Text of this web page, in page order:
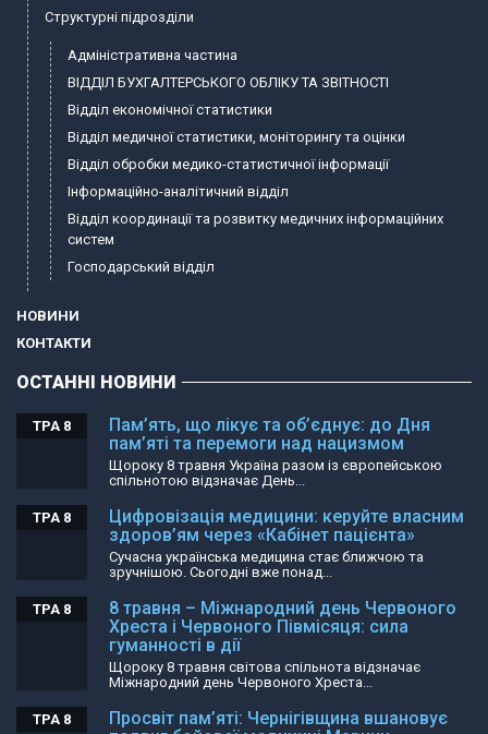
Структурні підрозділи
Адміністративна частина
ВІДДІЛ БУХГАЛТЕРСЬКОГО ОБЛІКУ ТА ЗВІТНОСТІ
Відділ економічної статистики
Відділ медичної статистики, моніторингу та оцінки
Відділ обробки медико-статистичної інформації
Інформаційно-аналітичний відділ
Відділ координації та розвитку медичних інформаційних
систем
Господарський відділ
НОВИНИ
КОНТАКТИ
ОСТАННІ НОВИНИ
Пам’ять, що лікує та об’єднує: до Дня
пам’яті та перемоги над нацизмом
ТРА 8
Щороку 8 травня Україна разом із європейською
спільнотою відзначає День...
Цифровізація медицини: керуйте власним
здоров’ям через «Кабінет пацієнта»
ТРА 8
Сучасна українська медицина стає ближчою та
зручнішою. Сьогодні вже понад...
8 травня – Міжнародний день Червоного
Хреста і Червоного Півмісяця: сила
гуманності в дії
ТРА 8
Щороку 8 травня світова спільнота відзначає
Міжнародний день Червоного Хреста...
Просвіт пам’яті: Чернігівщина вшановує
ТРА 8